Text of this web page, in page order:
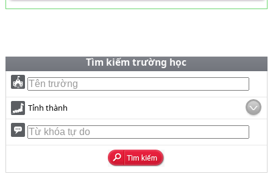
Tìm kiếm trường học
Tỉnh thành